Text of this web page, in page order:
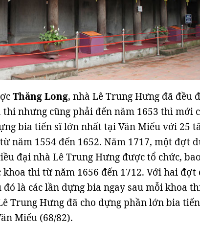
Thăng Long, nhà Lê Trung Hưng đã đều
thi nhưng cũng phải đến năm 1653 thì mới
bia tiến sĩ lớn nhất tại Văn Miếu với 25
năm 1554 đến 1652. Năm 1717, một đợt
đại nhà Lê Trung Hưng được tổ chức,
khoa thi từ năm 1656 đến 1712. Với hai đợt
là các lần dựng bia ngay sau mỗi khoa
Trung Hưng đã cho dựng phần lớn bia
Miếu (68/82).